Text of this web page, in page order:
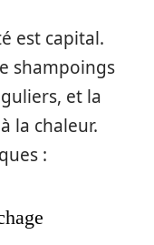
est capital.
shampoings
et la
la chaleur.
: